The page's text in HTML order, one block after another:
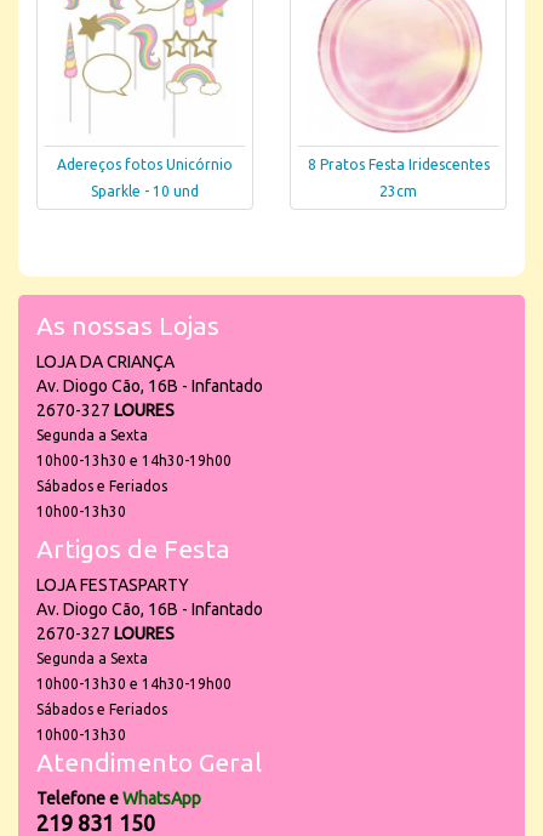
Adereços fotos Unicórnio
Sparkle - 10 und
8 Pratos Festa Iridescentes
23cm
As nossas Lojas
LOJA DA CRIANÇA
Av. Diogo Cão, 16B - Infantado
2670-327 LOURES
Segunda a Sexta
10h00-13h30 e 14h30-19h00
Sábados e Feriados
10h00-13h30
Artigos de Festa
LOJA FESTASPARTY
Av. Diogo Cão, 16B - Infantado
2670-327 LOURES
Segunda a Sexta
10h00-13h30 e 14h30-19h00
Sábados e Feriados
10h00-13h30
Atendimento Geral
Telefone eWhatsApp
219 831 150